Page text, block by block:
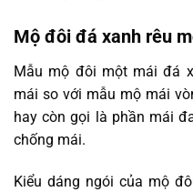
Mộ đôi đá xanh rêu
Mẫu mộ đôi một mái đá
mái so với mẫu mộ mái
hay còn gọi là phần mái
chống mái.
Kiểu dáng ngói của mộ